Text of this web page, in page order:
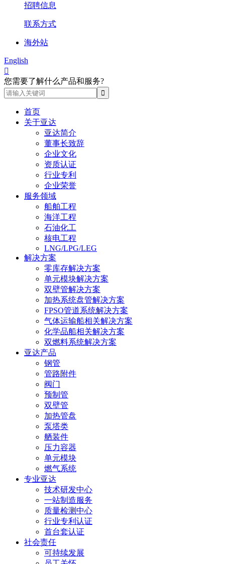
招聘信息
联系方式
海外站
English

您需要了解什么产品和服务?
首页
关于亚达
亚达简介
董事长致辞
企业文化
资质认证
行业专利
企业荣誉
服务领域
船舶工程
海洋工程
石油化工
核电工程
LNG/LPG/LEG
解决方案
零库存解决方案
单元模块解决方案
双壁管解决方案
加热系统盘管解决方案
FPSO管道系统解决方案
气体运输船相关解决方案
化学品船相关解决方案
双燃料系统解决方案
亚达产品
钢管
管路附件
阀门
预制管
双壁管
加热管盘
泵塔类
舾装件
压力容器
单元模块
燃气系统
专业亚达
技术研发中心
一站制造服务
质量检测中心
行业专利认证
首台套认证
社会责任
可持续发展